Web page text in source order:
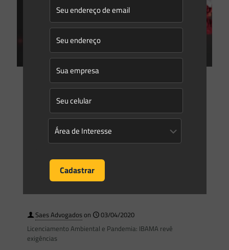
Saes Advogadoson
14/04/2020
As medidas da ANEEL para o enfrentamento da crise
causada pelo COVID-19
Vivemos um momento de incertezas causadas pelo COVID-
19, as consequências (econômicas e sociais) já estão sendo
sentidas pelos diversos setores da economia. Sensíveis ao
Saes Advogadoson
03/04/2020
Licenciamento Ambiental e Pandemia: IBAMA revê
exigências